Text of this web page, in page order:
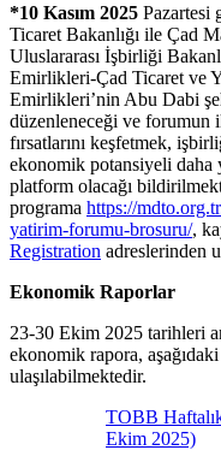
*10 Kasım 2025 Pazartesi
Ticaret Bakanlığı ile Çad
Uluslararası İşbirliği
Emirlikleri-Çad Ticaret ve
Emirlikleri’nin Abu Dabi
düzenleneceği ve forumun
fırsatlarını keşfetmek,
ekonomik potansiyeli daha
platform olacağı
programa https://
yatirim-forumu-brosuru/,
Registration adreslerinden
Ekonomik Raporlar
23-30 Ekim 2025 tarihleri
ekonomik rapora,
ulaşılabilmektedir.
TOBB
Ekim 2025)